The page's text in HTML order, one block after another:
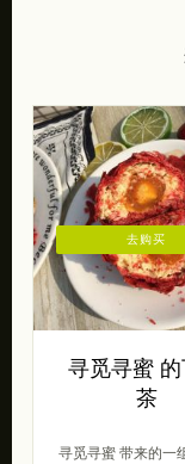
寻觅寻蜜
茶
寻觅寻蜜 带来的一
去购买